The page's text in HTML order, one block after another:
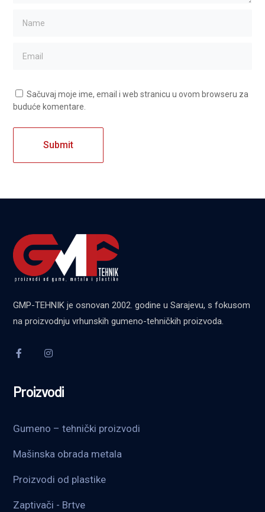
Sačuvaj moje ime, email i web stranicu u ovom browseru za
buduće komentare.
GMP-TEHNIK je osnovan 2002. godine u Sarajevu, s fokusom
na proizvodnju vrhunskih gumeno-tehničkih proizvoda.
Proizvodi
Gumeno – tehnički proizvodi
Mašinska obrada metala
Proizvodi od plastike
Zaptivači - Brtve